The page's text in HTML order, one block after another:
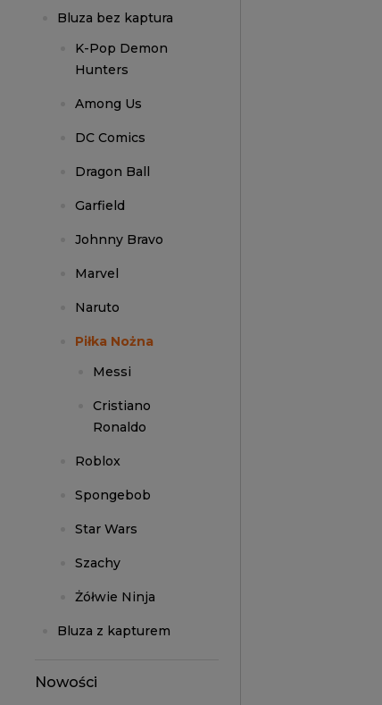
Bluza bez kaptura
K-Pop Demon
Hunters
Among Us
DC Comics
Dragon Ball
Garfield
Johnny Bravo
Marvel
Naruto
Piłka Nożna
Messi
Cristiano
Ronaldo
Roblox
Spongebob
Star Wars
Szachy
Żółwie Ninja
Bluza z kapturem
Nowości